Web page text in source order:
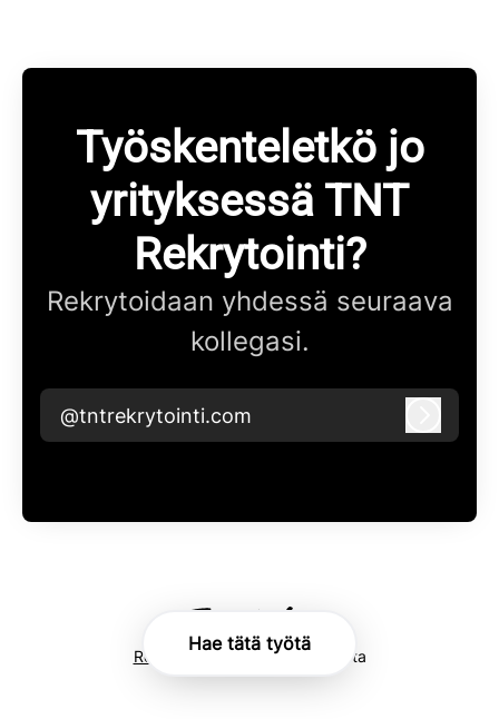
Hae tätä työtä
Työskenteletkö jo
yrityksessä TNT
Rekrytointi?
Rekrytoidaan yhdessä seuraava
kollegasi.
@tntrekrytointi.com
Rekrytointityökalu Teamtailorilta